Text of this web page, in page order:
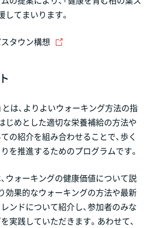
してまいります。
タウン構想
とは、よりよいウォーキング方法の指
じめとした適切な栄養補給の方法や
の紹介を組み合わせることで、歩く
を推進するためのプログラムです。
ウォーキングの健康価値について説
効果的なウォーキングの方法や最新
ンドについて紹介し、参加者のみな
実践していただきます。あわせて、